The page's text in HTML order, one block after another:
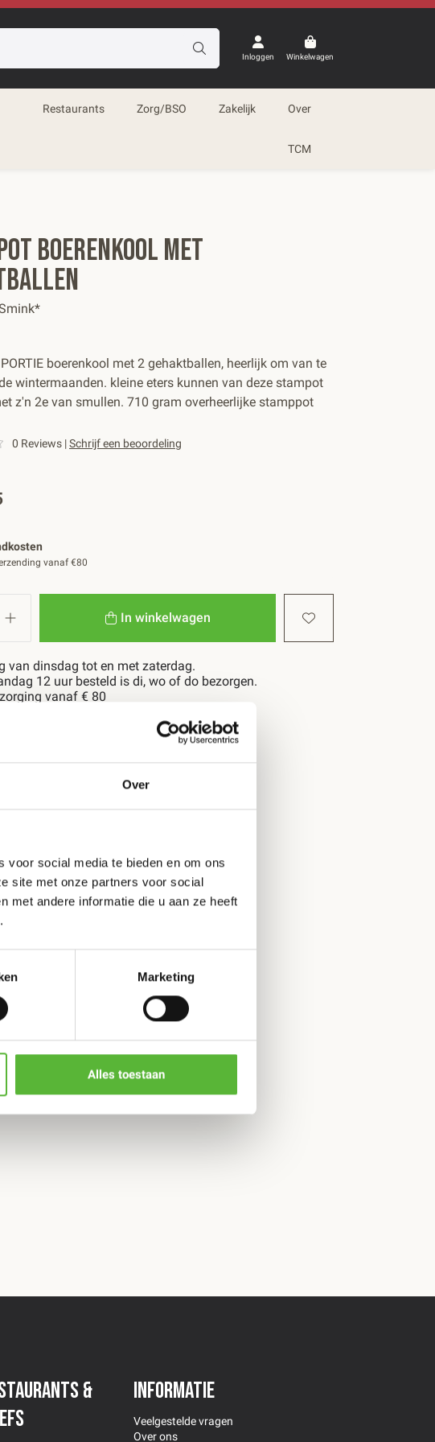
Over
voor social media te bieden en om ons
site met onze partners voor social
met andere informatie die u aan ze heeft
Marketing
Alles toestaan
Inloggen Winkelwagen
Restaurants Zorg/BSO Zakelijk Over
TCM
Boerenkool met
PORTIE boerenkool met 2 gehaktballen, heerlijk om van te
wintermaanden. kleine eters kunnen van deze stampot
z'n 2e van smullen. 710 gram overheerlijke stamppot
0 Reviews |Schrijf een beoordeling
vanaf €80
In winkelwagen
van dinsdag tot en met zaterdag.
12 uur besteld is di, wo of do bezorgen.
vanaf € 80
beoordeling
&
Informatie
Veelgestelde vragen
Over ons